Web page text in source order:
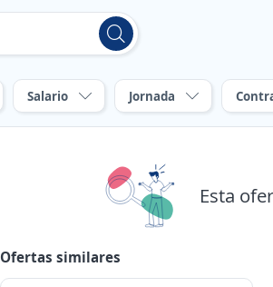
Salario Jornada
Esta
Ofertas similares